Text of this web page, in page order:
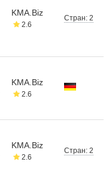
KMA.Biz
2.6
Стран: 2
KMA.Biz
2.6
KMA.Biz
2.6
Стран: 2